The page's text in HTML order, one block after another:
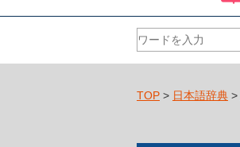
TOP > 日本語辞典 >